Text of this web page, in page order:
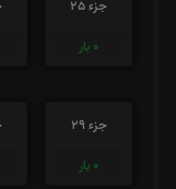
جزء 25
0 بار
جزء 29
0 بار